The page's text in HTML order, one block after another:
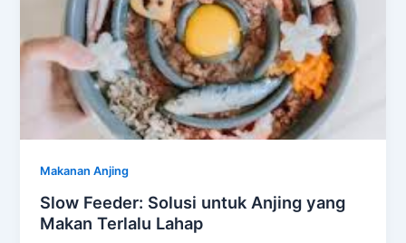
Makanan Anjing
Slow Feeder: Solusi untuk Anjing yang
Makan Terlalu Lahap